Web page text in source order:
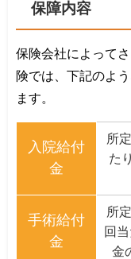
保障内容
保険会社によって
険では、下記のよ
ます。
入院給付
金
所
た
手術給付
金
所
回
金